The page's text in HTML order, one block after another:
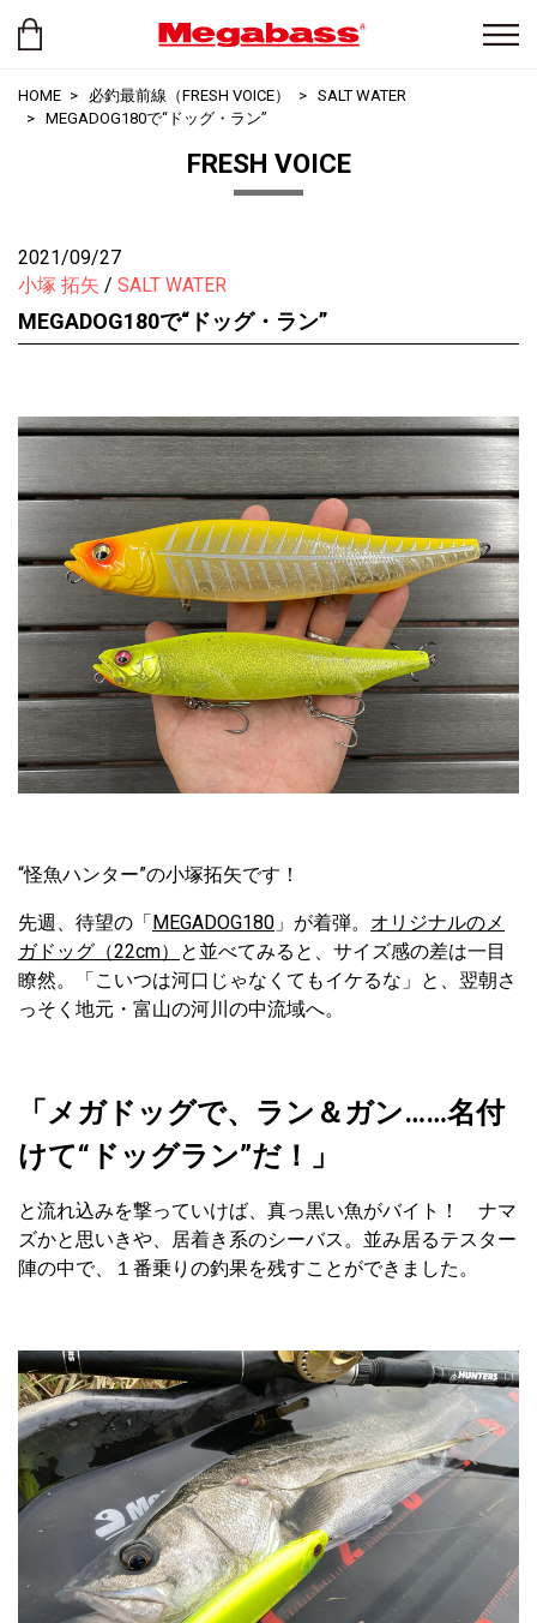
HOME 必釣最前線（FRESH VOICE）
SALT WATER
MEGADOG180で“ドッグ・ラン”
FRESH VOICE
2021/09/27
小塚 拓矢
SALT WATER
MEGADOG180で“ドッグ・ラン”
“怪魚ハンター”の小塚拓矢です！
先週、待望の「MEGADOG180 」が着弾。 オリジナルのメ
ガドッグ（22cm）
と並べてみると、サイズ感の差は一目
瞭然。「こいつは河口じゃなくてもイケるな」と、翌朝さ
っそく地元・富山の河川の中流域へ。
「メガドッグで、ラン＆ガン……名付
けて“ドッグラン”だ！」
と流れ込みを撃っていけば、真っ黒い魚がバイト！ ナマ
ズかと思いきや、居着き系のシーバス。並み居るテスター
陣の中で、１番乗りの釣果を残すことができました。